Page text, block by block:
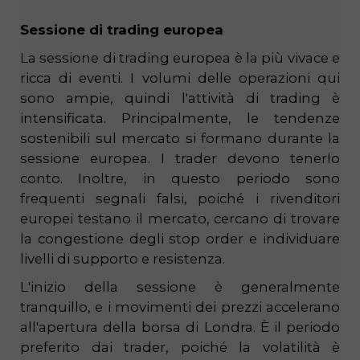
Sessione di trading europea
La sessione di trading europea è la più vivace e
ricca di eventi. I volumi delle operazioni qui
sono ampie, quindi l'attività di trading è
intensificata. Principalmente, le tendenze
sostenibili sul mercato si formano durante la
sessione europea. I trader devono tenerlo
conto. Inoltre, in questo periodo sono
frequenti segnali falsi, poiché i rivenditori
europei testano il mercato, cercano di trovare
la congestione degli stop order e individuare
livelli di supporto e resistenza.
L'inizio della sessione è generalmente
tranquillo, e i movimenti dei prezzi accelerano
all'apertura della borsa di Londra. È il periodo
preferito dai trader, poiché la volatilità è